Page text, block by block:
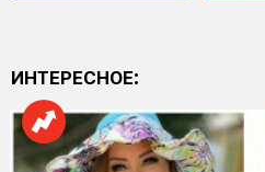
ИНТЕРЕСНОЕ: